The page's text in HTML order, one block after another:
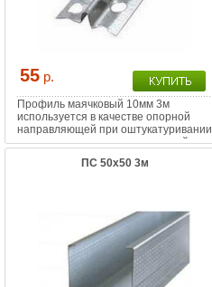
55 р.
Профиль маячковый 10мм 3м
используется в качестве опорной
направляющей при оштукатуривании
для выравнивания поверхностей
ПС 50х50 3м